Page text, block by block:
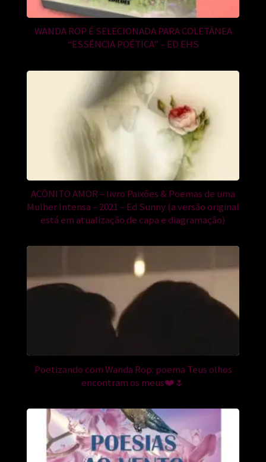
WANDA ROP É SELECIONADA PARA COLETÂNEA
“ESSÊNCIA POÉTICA” – ED EHS
ACÔNITO AMOR – livro Paixões & Poemas de uma
Mulher Intensa – 2021 – Ed Sunny (a versão original
está em atualização de capa e diagramação)
Poetizando com Wanda Rop: poema Teus olhos
encontram os meus❤️🌷